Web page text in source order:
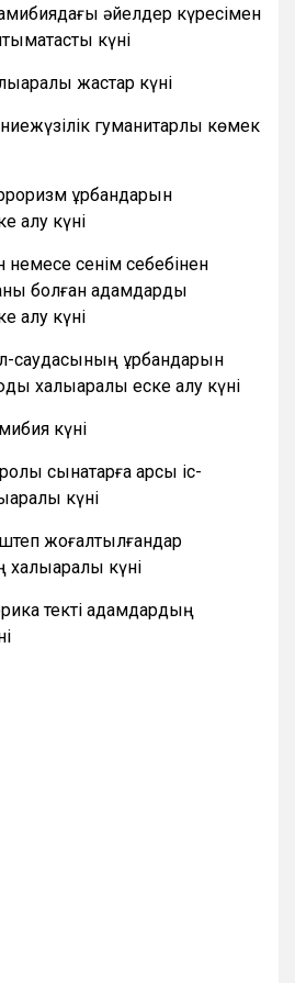
әйелдер күресімен
күні
жастар күні
гуманитарлық көмек
құрбандарын
алу күні
сенім себебінен
болған адамдарды
алу күні
саудасының құрбандарын
халықаралық еске алу күні
күні
сынақтарға қарсы іс-
күні
жоғалтылғандар
күні
текті адамдардың